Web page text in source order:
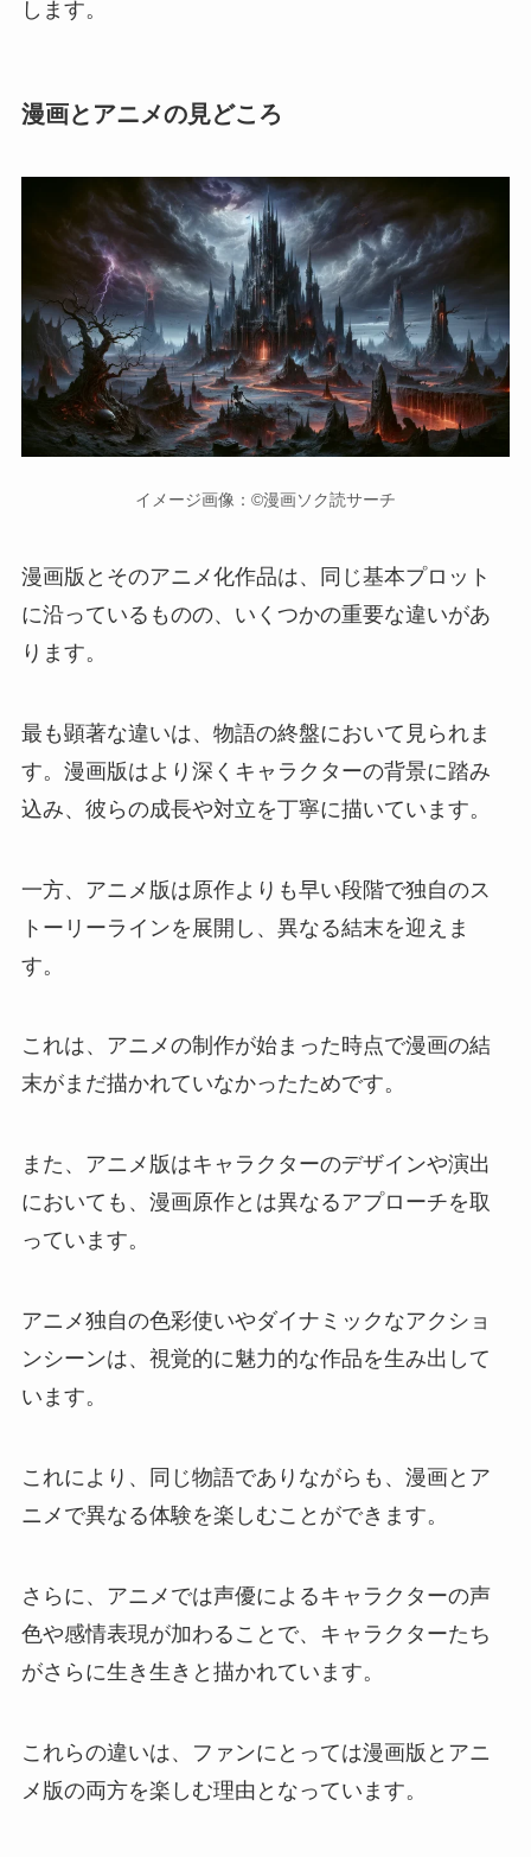
します。
漫画とアニメの見どころ
イメージ画像：©漫画ソク読サーチ
漫画版とそのアニメ化作品は、同じ基本プロット
に沿っているものの、いくつかの重要な違いがあ
ります。
最も顕著な違いは、物語の終盤において見られま
す。漫画版はより深くキャラクターの背景に踏み
込み、彼らの成長や対立を丁寧に描いています。
一方、アニメ版は原作よりも早い段階で独自のス
トーリーラインを展開し、異なる結末を迎えま
す。
これは、アニメの制作が始まった時点で漫画の結
末がまだ描かれていなかったためです。
また、アニメ版はキャラクターのデザインや演出
においても、漫画原作とは異なるアプローチを取
っています。
アニメ独自の色彩使いやダイナミックなアクショ
ンシーンは、視覚的に魅力的な作品を生み出して
います。
これにより、同じ物語でありながらも、漫画とア
ニメで異なる体験を楽しむことができます。
さらに、アニメでは声優によるキャラクターの声
色や感情表現が加わることで、キャラクターたち
がさらに生き生きと描かれています。
これらの違いは、ファンにとっては漫画版とアニ
メ版の両方を楽しむ理由となっています。